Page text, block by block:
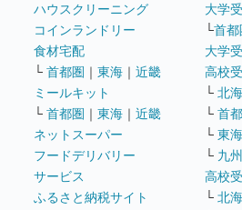
ハウスクリーニング
コインランドリー
食材宅配
└ 首都圏 ｜ 東海 ｜ 近畿
ミールキット
└ 首都圏 ｜ 東海 ｜ 近畿
ネットスーパー
フードデリバリー
サービス
ふるさと納税サイト
大学
└首都
大学
高校
└ 北
└ 首
└ 東海
└ 九
高校
└ 北